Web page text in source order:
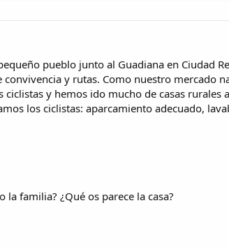
pueblo junto al Guadiana en Ciudad
y rutas. Como nuestro mercado
y hemos ido mucho de casas rurales
los ciclistas: aparcamiento adecuado,
la familia? ¿Qué os parece la casa?